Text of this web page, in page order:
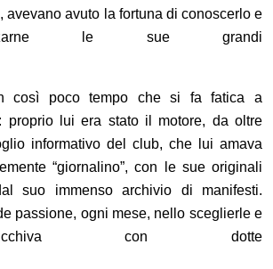
avevano avuto la fortuna di conoscerlo e
le sue grandi
così poco tempo che si fa fatica a
proprio lui era stato il motore, da oltre
informativo del club, che lui amava
“giornalino”, con le sue originali
suo immenso archivio di manifesti.
passione, ogni mese, nello sceglierle e
con dotte